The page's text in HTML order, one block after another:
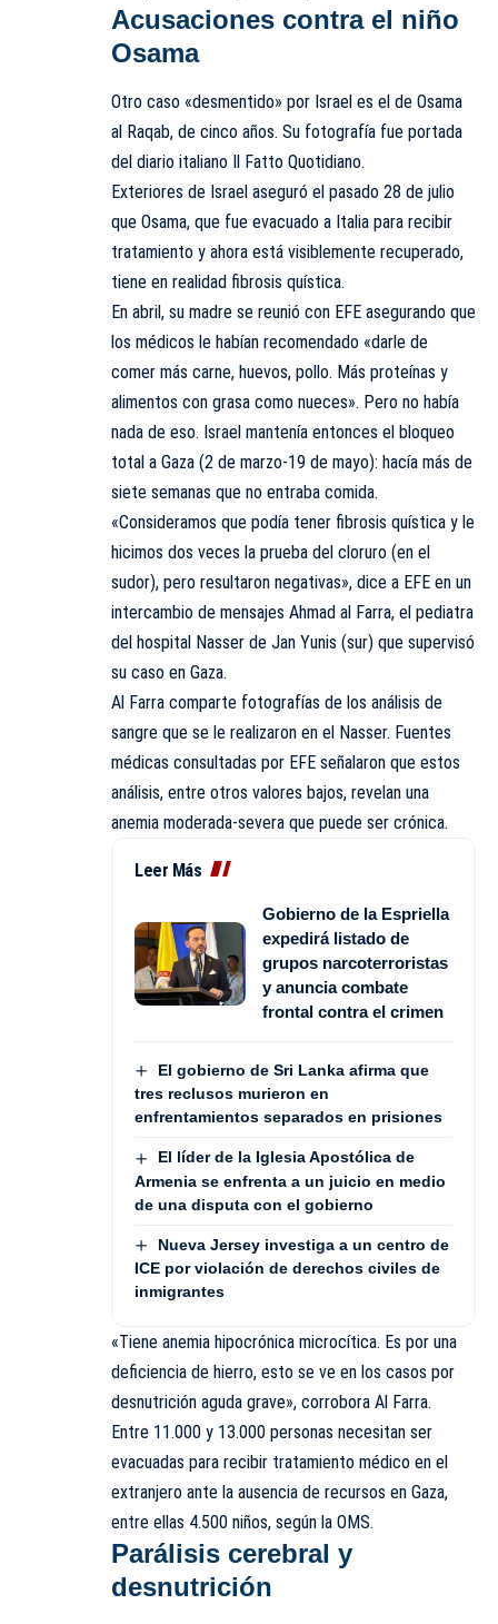
Acusaciones contra el niño
Osama
Otro caso «desmentido» por Israel es el de Osama
al Raqab, de cinco años. Su fotografía fue portada
del diario italiano Il Fatto Quotidiano.
Exteriores de Israel aseguró el pasado 28 de julio
que Osama, que fue evacuado a Italia para recibir
tratamiento y ahora está visiblemente recuperado,
tiene en realidad fibrosis quística.
En abril, su madre se reunió con EFE asegurando que
los médicos le habían recomendado «darle de
comer más carne, huevos, pollo. Más proteínas y
alimentos con grasa como nueces». Pero no había
nada de eso. Israel mantenía entonces el bloqueo
total a Gaza (2 de marzo-19 de mayo): hacía más de
siete semanas que no entraba comida.
«Consideramos que podía tener fibrosis quística y le
hicimos dos veces la prueba del cloruro (en el
sudor), pero resultaron negativas», dice a EFE en un
intercambio de mensajes Ahmad al Farra, el pediatra
del hospital Nasser de Jan Yunis (sur) que supervisó
su caso en Gaza.
Al Farra comparte fotografías de los análisis de
sangre que se le realizaron en el Nasser. Fuentes
médicas consultadas por EFE señalaron que estos
análisis, entre otros valores bajos, revelan una
anemia moderada-severa que puede ser crónica.
Leer Más
Gobierno de la Espriella
expedirá listado de
grupos narcoterroristas
y anuncia combate
frontal contra el crimen
El gobierno de Sri Lanka afirma que
tres reclusos murieron en
enfrentamientos separados en prisiones
El líder de la Iglesia Apostólica de
Armenia se enfrenta a un juicio en medio
de una disputa con el gobierno
Nueva Jersey investiga a un centro de
ICE por violación de derechos civiles de
inmigrantes
«Tiene anemia hipocrónica microcítica. Es por una
deficiencia de hierro, esto se ve en los casos por
desnutrición aguda grave», corrobora Al Farra.
Entre 11.000 y 13.000 personas necesitan ser
evacuadas para recibir tratamiento médico en el
extranjero ante la ausencia de recursos en Gaza,
entre ellas 4.500 niños, según la OMS.
Parálisis cerebral y
desnutrición